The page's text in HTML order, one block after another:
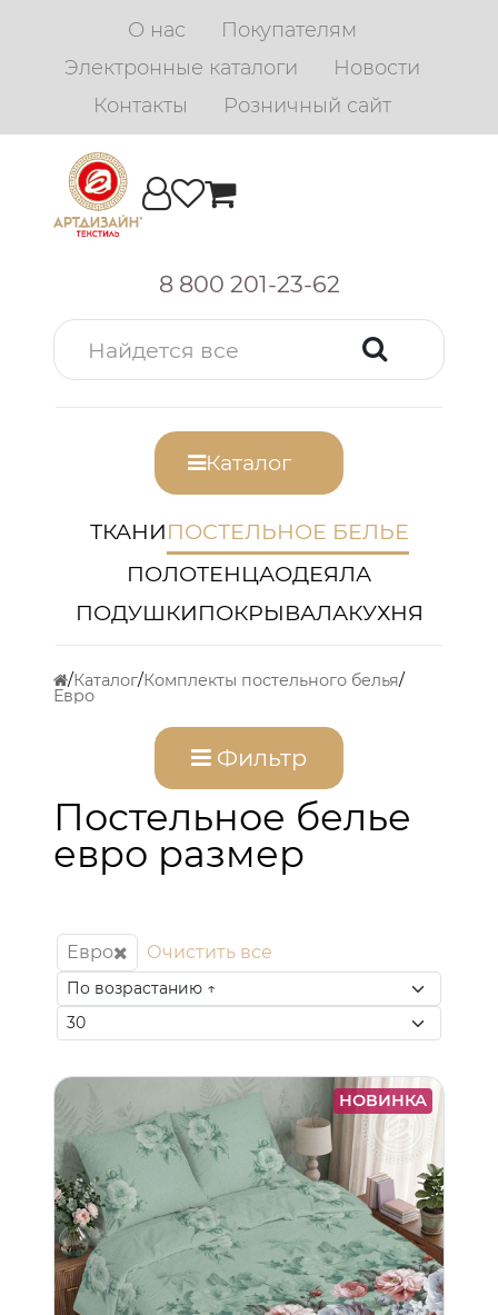
О нас
Покупателям
Электронные каталоги
Новости
Контакты
Розничный сайт
8 800 201-23-62
Каталог
ТКАНИПОСТЕЛЬНОЕ БЕЛЬЕ
ПОЛОТЕНЦАОДЕЯЛА
ПОДУШКИПОКРЫВАЛАКУХНЯ
Каталог Комплекты постельного белья
Евро
Фильтр
Постельное белье
евро размер
Евро Очистить все
НОВИНКА